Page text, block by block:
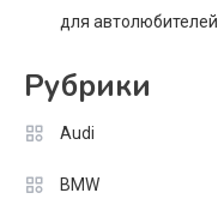
для автолюбителей
Рубрики
Audi
BMW